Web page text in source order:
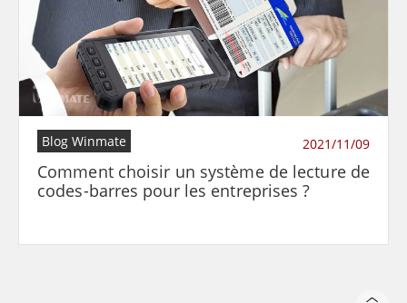
Blog Winmate 2021/11/09
Comment choisir un système de lecture de
codes-barres pour les entreprises ?